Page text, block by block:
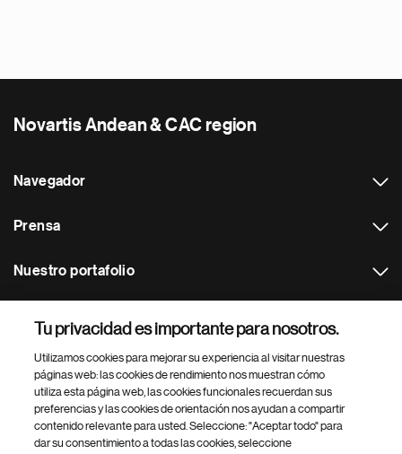
Novartis Andean & CAC region
Navegador
Prensa
Nuestro portafolio
Footer Site Search
Tu privacidad es importante para nosotros.
Utilizamos cookies para mejorar su experiencia al visitar nuestras
páginas web: las cookies de rendimiento nos muestran cómo
utiliza esta página web, las cookies funcionales recuerdan sus
preferencias y las cookies de orientación nos ayudan a compartir
contenido relevante para usted. Seleccione: "Aceptar todo" para
dar su consentimiento a todas las cookies, seleccione